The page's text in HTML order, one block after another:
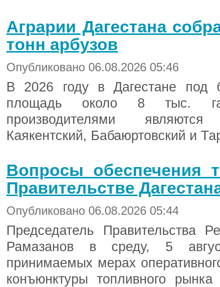
Аграрии Дагестана
тонн арбузов
Опубликовано 06.08.2026 05:46
В 2026 году в Дагестане под
площадь около 8 тыс.
производителями
Каякентский, Бабаюртовский и
Вопросы обеспечения
Правительстве
Опубликовано 06.08.2026 05:44
Председатель Правительства
Рамазанов в среду, 5
принимаемых мерах
конъюнктуры топливного